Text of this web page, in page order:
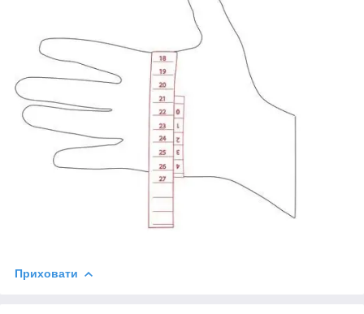
Приховати